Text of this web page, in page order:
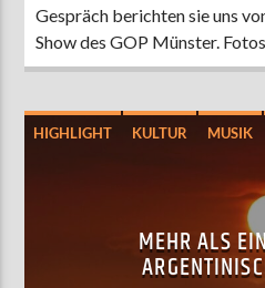
Gespräch berichten sie uns
Show des GOP Münster.
HIGHLIGHT KULTUR MUSIK
MEHR ALS